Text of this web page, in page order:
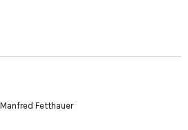
Manfred Fetthauer